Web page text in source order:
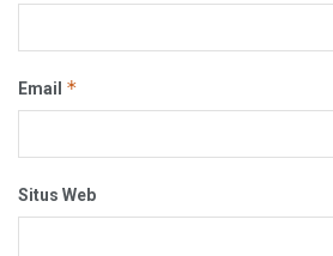
Email *
Situs Web